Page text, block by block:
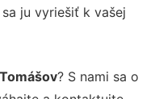
ju vyriešiť k vašej
? S nami sa o